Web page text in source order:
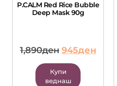
P.CALM Red Rice Bubble
Deep Mask 90g
1,890ден 945ден
Купи
веднаш